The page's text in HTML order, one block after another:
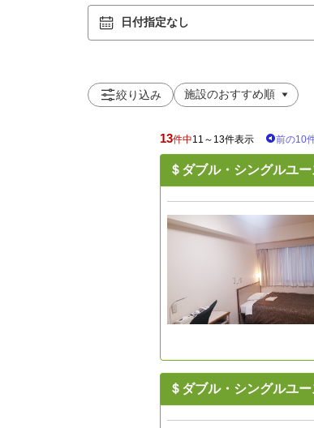
日付指定なし
絞り込み
13件中11～13件表示 前の10
＄ダブル・シングルユー
＄ダブル・シングルユー